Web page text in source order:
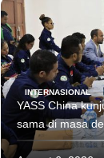
INTERNASIONAL
YASS China
sama di masa